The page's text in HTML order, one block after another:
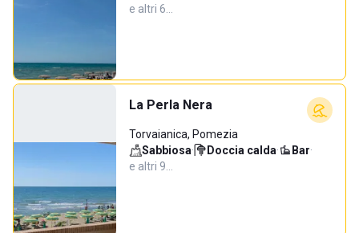
e altri 6…
La Perla Nera
Torvaianica, Pomezia
Sabbiosa· Doccia calda· Bar·
e altri 9…